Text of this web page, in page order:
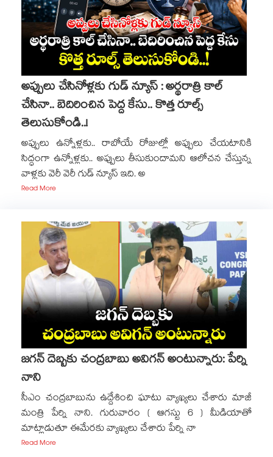
అప్పులు చేసినోళ్లకు గుడ్ న్యూస్ : అర్థరాత్రి కాల్
చేసినా.. బెదిరించిన పెద్ద కేసు.. కొత్త రూల్స్
తెలుసుకోండి..!
అప్పులు ఉన్నోళ్లకు.. రాబోయే రోజుల్లో అప్పులు చేయటానికి
సిద్ధంగా ఉన్నోళ్లకు.. అప్పులు తీసుకుందామని ఆలోచన చేస్తున్న
వాళ్లకు వెరీ వెరీ గుడ్ న్యూస్ ఇది. అ
Read More
జగన్ దెబ్బకు చంద్రబాబు అవిగన్ అంటున్నారు: పేర్ని
నాని
సీఎం చంద్రబాబును ఉద్దేశించి ఘాటు వ్యాఖ్యలు చేశారు మాజీ
మంత్రి పేర్ని నాని. గురువారం ( ఆగస్టు 6 ) మీడియాతో
మాట్లాడుతూ ఈమేరకు వ్యాఖ్యలు చేశారు పేర్ని నా
Read More